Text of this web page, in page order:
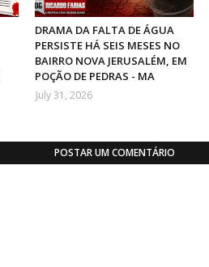
DRAMA DA FALTA DE ÁGUA
PERSISTE HÁ SEIS MESES NO
BAIRRO NOVA JERUSALÉM, EM
POÇÃO DE PEDRAS - MA
July 31, 2026
POSTAR UM COMENTÁRIO